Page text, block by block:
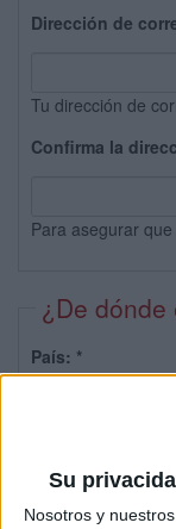
Su
Nosotros y nuestros
Dirección de
Tu dirección de
Confirma la
Para asegurar
¿De dónde
País: *